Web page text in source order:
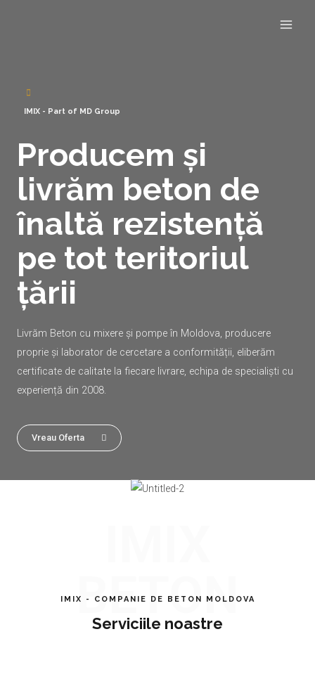
IMIX - Part of MD Group
Producem și
livrăm beton de
înaltă rezistență
pe tot teritoriul
țării
Livrăm Beton cu mixere și pompe în Moldova, producere
proprie și laborator de cercetare a conformității, eliberăm
certificate de calitate la fiecare livrare, echipa de specialiști cu
experiență din 2008.
Vreau Oferta
BETON
IMIX - COMPANIE DE BETON MOLDOVA
Serviciile noastre